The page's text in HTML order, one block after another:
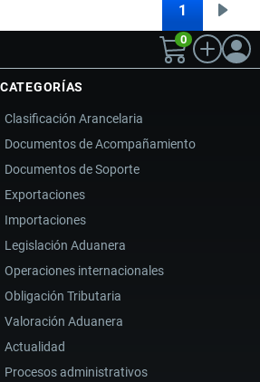
LA
ABRE
LA
PUERTA
A
MILLONARIAS
DEVOLUCIONES
EN
ECUADOR
1
página
0
CATEGORÍAS
Clasificación Arancelaria
Documentos de Acompañamiento
Documentos de Soporte
Exportaciones
Importaciones
Legislación Aduanera
Operaciones internacionales
Obligación Tributaria
Valoración Aduanera
Actualidad
Procesos administrativos